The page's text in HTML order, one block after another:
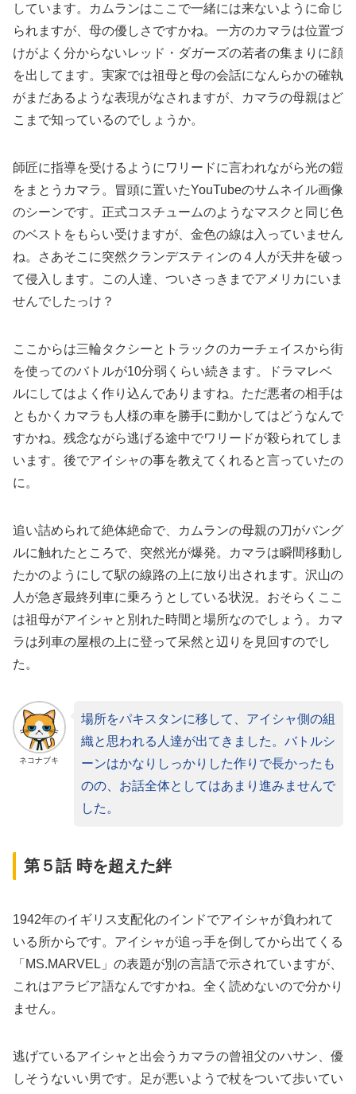
しています。カムランはここで一緒には来ないように命じ
られますが、母の優しさですかね。一方のカマラは位置づ
けがよく分からないレッド・ダガーズの若者の集まりに顔
を出してます。実家では祖母と母の会話になんらかの確執
がまだあるような表現がなされますが、カマラの母親はど
こまで知っているのでしょうか。
師匠に指導を受けるようにワリードに言われながら光の鎧
をまとうカマラ。冒頭に置いたYouTubeのサムネイル画像
のシーンです。正式コスチュームのようなマスクと同じ色
のベストをもらい受けますが、金色の線は入っていません
ね。さあそこに突然クランデスティンの４人が天井を破っ
て侵入します。この人達、ついさっきまでアメリカにいま
せんでしたっけ？
ここからは三輪タクシーとトラックのカーチェイスから街
を使ってのバトルが10分弱くらい続きます。ドラマレベ
ルにしてはよく作り込んでありますね。ただ悪者の相手は
ともかくカマラも人様の車を勝手に動かしてはどうなんで
すかね。残念ながら逃げる途中でワリードが殺られてしま
います。後でアイシャの事を教えてくれると言っていたの
に。
追い詰められて絶体絶命で、カムランの母親の刀がバング
ルに触れたところで、突然光が爆発。カマラは瞬間移動し
たかのようにして駅の線路の上に放り出されます。沢山の
人が急ぎ最終列車に乗ろうとしている状況。おそらくここ
は祖母がアイシャと別れた時間と場所なのでしょう。カマ
ラは列車の屋根の上に登って呆然と辺りを見回すのでし
た。
ネコナブキ
場所をパキスタンに移して、アイシャ側の組
織と思われる人達が出てきました。バトルシ
ーンはかなりしっかりした作りで長かったも
のの、お話全体としてはあまり進みませんで
した。
第５話 時を超えた絆
1942年のイギリス支配化のインドでアイシャが負われて
いる所からです。アイシャが追っ手を倒してから出てくる
「MS.MARVEL」の表題が別の言語で示されていますが、
これはアラビア語なんですかね。全く読めないので分かり
ません。
逃げているアイシャと出会うカマラの曾祖父のハサン、優
しそうないい男です。足が悪いようで杖をついて歩いてい